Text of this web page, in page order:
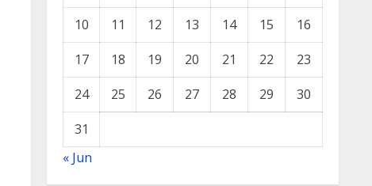
10
11 12 13 14 15
16
17
18 19 20 21 22
23
24
25 26 27 28 29
30
31
« Jun